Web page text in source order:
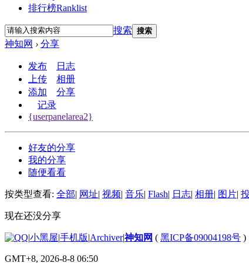
排行榜Ranklist
搜索 搜索
神知网 › 分享
发布
日志
上传
相册
添加
分享
记录
{userpanelarea2}
好友的分享
我的分享
随便看看
按类型查看: 全部| 网址| 视频| 音乐| Flash| 日志| 相册| 图片|
现在还没分享
|小黑屋|手机版|Archiver|神知网 ( 黑ICP备09004198号 )
GMT+8, 2026-8-8 06:50